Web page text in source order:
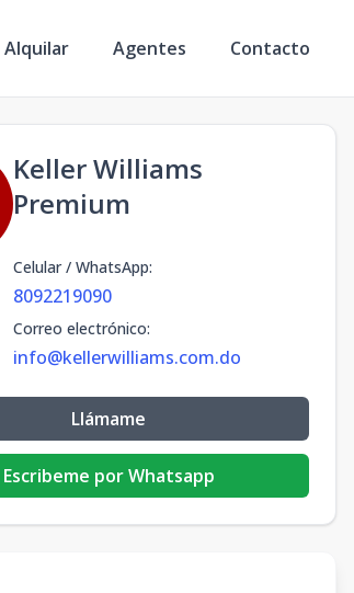
Alquilar Agentes Contacto
Keller Williams
Premium
Celular / WhatsApp:
8092219090
Correo electrónico:
info@kellerwilliams.com.do
Llámame
Escribeme por Whatsapp